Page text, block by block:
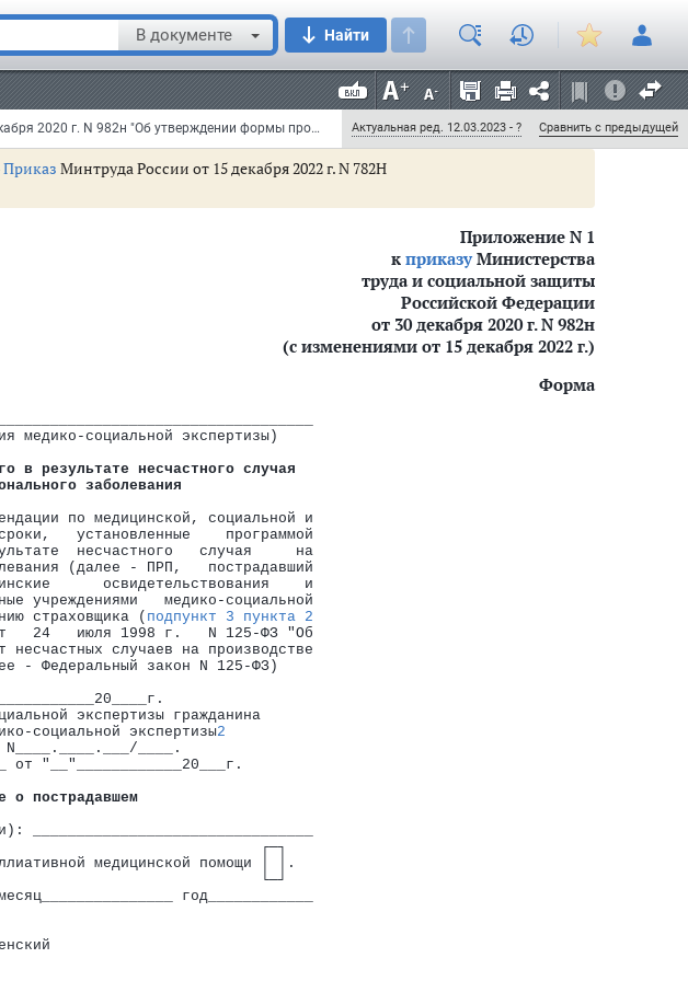
В документе Найти
заболевания
в мероприятиях по реабилитации при наличии прямых последствий страхового
производстве и профессионального заболевания
Приказ Министерства труда и социальной защиты РФ от 30 декабря 2020 г. N 982н "Об утверждении формы программы реабилитации пострадавшего в результате несчастного случая на производстве и профессионального заболевания и порядка ее составления" (с изменениями и дополнениями) Актуальная ред. 12.03.2023 - ? Сравнить с предыдущей
г.
Приказ Минтруда России от 15 декабря 2022 г. N 782Н
Приложение N 1
к приказуМинистерства
труда и социальной защиты
Российской Федерации
от 30 декабря 2020 г. N 982н
(с изменениями от 15 декабря 2022 г.)
Форма
медико-социальной экспертизы)
в результате несчастного случая
заболевания
по медицинской, социальной и
установленные    программой
несчастного   случая     на
(далее - ПРП,   пострадавший
освидетельствования    и
учреждениями   медико-социальной
страховщика ( подпункт 3 пункта 2
24   июля 1998 г.   N 125-ФЗ "Об
несчастных случаев на производстве
- Федеральный закон N 125-ФЗ)
экспертизы гражданина
социальной экспертизы
2
____.
от "__"____________20___г.
о пострадавшем
┌─┐
медицинской помощи │ │.
└─┘
год____________